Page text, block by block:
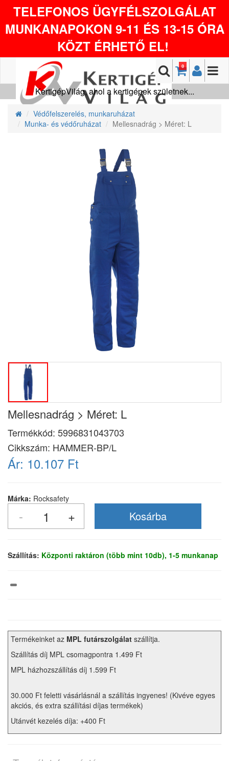
TELEFONOS ÜGYFÉLSZOLGÁLAT
MUNKANAPOKON 9-11 ÉS 13-15 ÓRA
KÖZT ÉRHETŐ EL!
0
KertigépVilág, ahol a kertigépek születnek...
Védőfelszerelés, munkaruházat
Munka- és védőruházat
Mellesnadrág > Méret: L
Mellesnadrág > Méret: L
Termékkód: 5996831043703
Cikkszám: HAMMER-BP/L
Ár: 10.107 Ft
Márka: Rocksafety
Szállítás: Központi raktáron (több mint 10db), 1-5 munkanap
Termékeinket az MPL futárszolgálat szállítja.
Szállítás díj MPL csomagpontra 1.499 Ft
MPL házhozszállítás díj 1.599 Ft
30.000 Ft feletti vásárlásnál a szállítás ingyenes! (Kivéve egyes
akciós, és extra szállítási díjas termékek)
Utánvét kezelés díja: +400 Ft